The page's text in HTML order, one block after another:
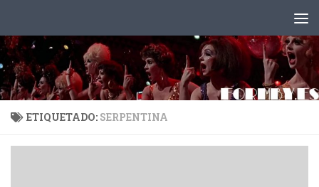
ETIQUETADO: SERPENTINA